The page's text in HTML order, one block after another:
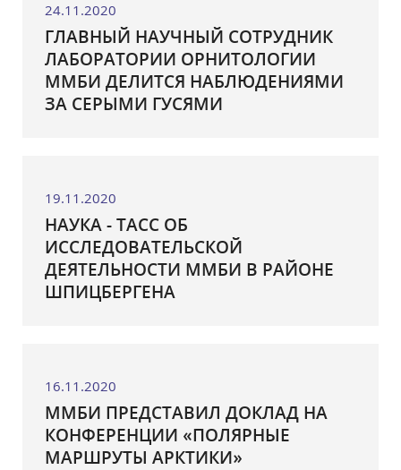
24.11.2020
ГЛАВНЫЙ НАУЧНЫЙ СОТРУДНИК
ЛАБОРАТОРИИ ОРНИТОЛОГИИ
ММБИ ДЕЛИТСЯ НАБЛЮДЕНИЯМИ
ЗА СЕРЫМИ ГУСЯМИ
19.11.2020
НАУКА - ТАСС ОБ
ИССЛЕДОВАТЕЛЬСКОЙ
ДЕЯТЕЛЬНОСТИ ММБИ В РАЙОНЕ
ШПИЦБЕРГЕНА
16.11.2020
ММБИ ПРЕДСТАВИЛ ДОКЛАД НА
КОНФЕРЕНЦИИ «ПОЛЯРНЫЕ
МАРШРУТЫ АРКТИКИ»